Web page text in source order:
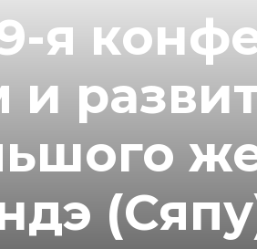
я
и